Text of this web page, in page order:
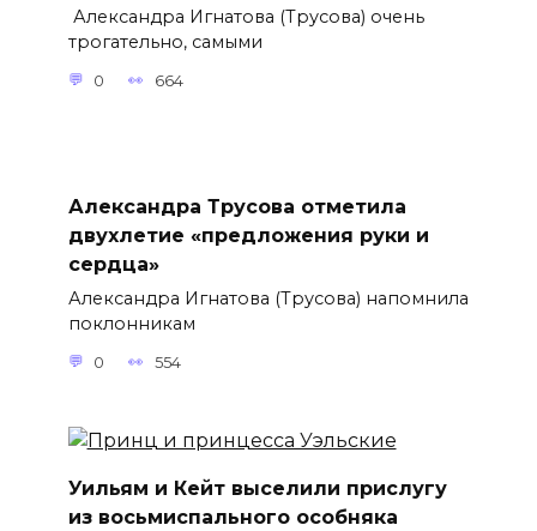
Александра Игнатова (Трусова) очень
трогательно, самыми
0 664
Александра Трусова отметила
двухлетие «предложения руки и
сердца»
Александра Игнатова (Трусова) напомнила
поклонникам
0 554
Уильям и Кейт выселили прислугу
из восьмиспального особняка